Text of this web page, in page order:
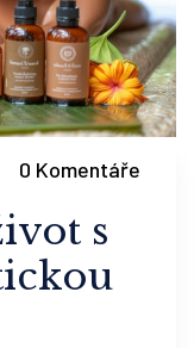
0 Komentáře
s